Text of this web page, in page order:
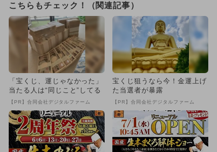
こちらもチェック！（関連記事）
「宝くじ、運じゃなかった」
当たる人は“同じこと”してる
【PR】合同会社デジタルファーム
宝くじ狙うなら今！金運上げ
た当選者が暴露
【PR】合同会社デジタルファーム